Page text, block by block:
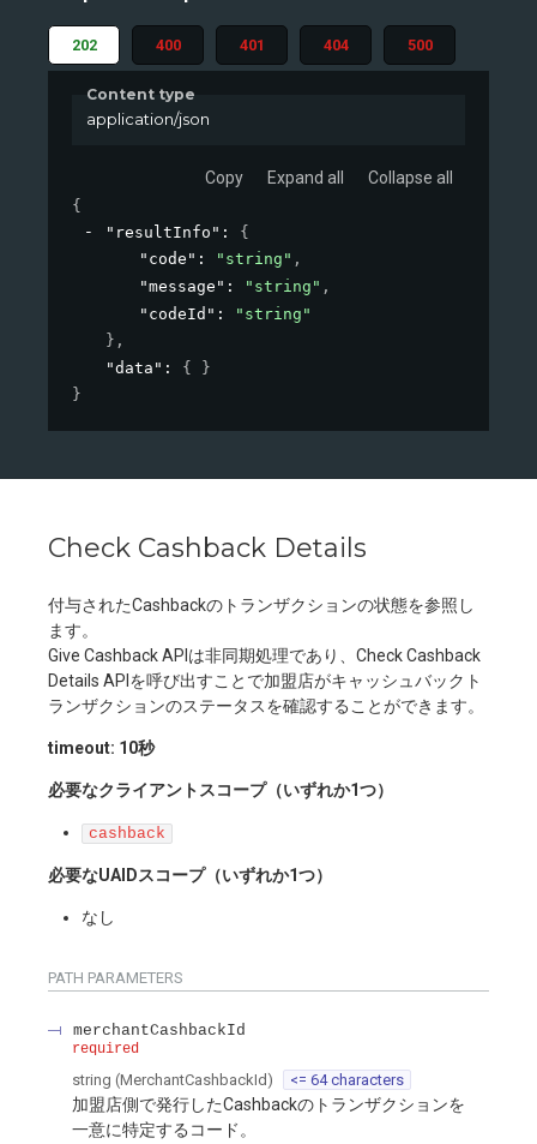
202 400 401 404 500
Content type
application/json
Copy Expand all Collapse all
{
"resultInfo" : {
"code" : "string" ,
"message" : "string" ,
"codeId" :
"string"
} ,
"data" : { }
}
Check Cashback Details
付与されたCashbackのトランザクションの状態を参照し
ます。
Give Cashback APIは非同期処理であり、Check Cashback
Details APIを呼び出すことで加盟店がキャッシュバックト
ランザクションのステータスを確認することができます。
timeout: 10秒
必要なクライアントスコープ（いずれか1つ）
cashback
必要なUAIDスコープ（いずれか1つ）
なし
PATH PARAMETERS
merchantCashbackId
required
string (MerchantCashbackId ) <= 64 characters
加盟店側で発行したCashbackのトランザクションを
一意に特定するコード。